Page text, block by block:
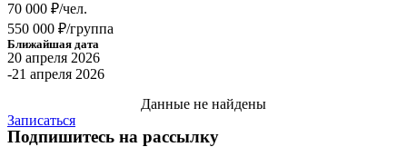
70 000 ₽/чел.
550 000 ₽/группа
Ближайшая дата
20 апреля 2026
-21 апреля 2026
Данные не найдены
Записаться
Подпишитесь на рассылку